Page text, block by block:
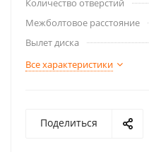
Количество отверстий
Межболтовое расстояние
Вылет диска
Все характеристики
Поделиться